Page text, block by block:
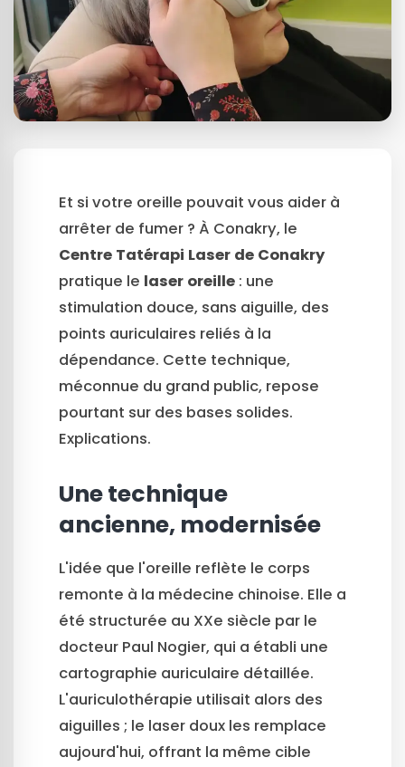
Et si votre oreille pouvait vous aider à
arrêter de fumer ? À Conakry, le
Centre Tatérapi Laser de Conakry
pratique le laser oreille : une
stimulation douce, sans aiguille, des
points auriculaires reliés à la
dépendance. Cette technique,
méconnue du grand public, repose
pourtant sur des bases solides.
Explications.
Une technique
ancienne, modernisée
L'idée que l'oreille reflète le corps
remonte à la médecine chinoise. Elle a
été structurée au XXe siècle par le
docteur Paul Nogier, qui a établi une
cartographie auriculaire détaillée.
L'auriculothérapie utilisait alors des
aiguilles ; le laser doux les remplace
aujourd'hui, offrant la même cible